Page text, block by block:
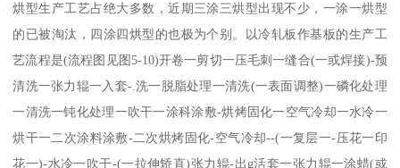
烘型生产工艺占绝大多数，近期三涂三烘型出现不少，一涂一烘型
的已被淘汰，四涂四烘型的也极为个别。以冷轧板作基板的生产工
艺流程是(流程图见图5-10)开卷一剪切一压毛刺一缝合(一或焊接)-预
清洗一张力辊一入套-.洗一脱脂处理一清洗(一表面调整)一磷化处理
一清洗一钝化处理一吹干一涂科涂敷-烘烤固化一空气冷却一水冷一
烘干一二次涂料涂敷-二次烘烤固化-空气冷却--(一复层一-压花一印
花一)-水冷一吹干-(一拉伸矫直)张力辊-出g活套一张力辊一涂蜡(或